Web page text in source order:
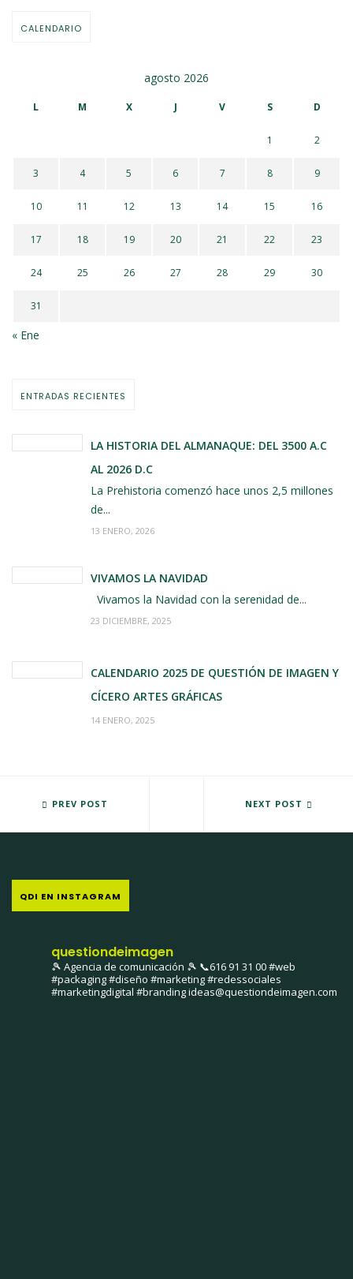
CALENDARIO
agosto 2026
L M X J V S D
1 2
3 4 5 6 7 8 9
10 11 12 13 14 15 16
17 18 19 20 21 22 23
24 25 26 27 28 29 30
31
« Ene
ENTRADAS RECIENTES
LA HISTORIA DEL ALMANAQUE: DEL 3500 A.C
AL 2026 D.C
La Prehistoria comenzó hace unos 2,5 millones
de...
13 ENERO, 2026
VIVAMOS LA NAVIDAD
Vivamos la Navidad con la serenidad de...
23 DICIEMBRE, 2025
CALENDARIO 2025 DE QUESTIÓN DE IMAGEN Y
CÍCERO ARTES GRÁFICAS
14 ENERO, 2025
PREV POST
DIRECTO AL CORAZÓN PRODUCCIONES ESTRENA WEB
NEXT POST
NI FÚ NI FÁ ABRE SU WEB CON
QDI EN INSTAGRAM
questiondeimagen
🎾 Agencia de comunicación 🎾 📞616 91 31 00#web
#packaging #diseño #marketing #redessociales
#marketingdigital #brandingideas@questiondeimagen.com